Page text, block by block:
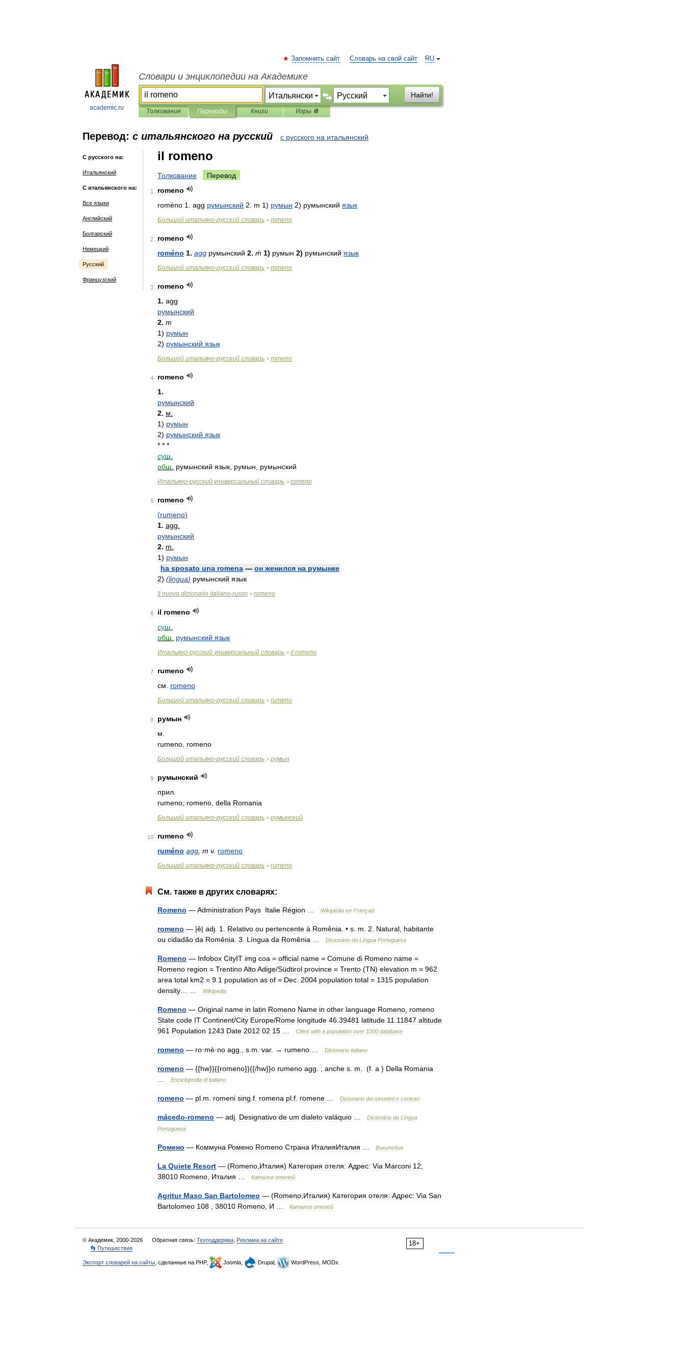
academic.ru
RU
Запомнить сайт Словарь на свой сайт
Словари и энциклопедии на Академике
Найти!
Толкования Переводы Книги Игры ⚽
Перевод: с итальянского на русский с русского на итальянский
С русского на:
Итальянский
С итальянского на:
Все языки
Английский
Болгарский
Немецкий
Русский
Французский
il romeno
Толкование Перевод
1
romeno
roméno 1 agg румынский 2 m 1) румын 2) румынский язык
Большой итальяно-русский словарь > romeno
2
romeno
roméno 1. agg румынский 2. ḿ 1) румын 2) румынский язык
Большой итальяно-русский словарь > romeno
3
romeno
1. agg
румынский
2. m
1) румын
2) румынский язык
Большой итальяно-русский словарь > romeno
4
romeno
1.
румынский
2. м
1) румын
2) румынский язык
* * *
сущ
общ
румынский язык румын румынский
Итальяно-русский универсальный словарь > romeno
5
romeno
(rumeno)
1. agg
румынский
2. m
1) румын
ha sposato una romena — он женился на румынке
2) (lingua) румынский язык
Il nuovo dizionario italiano-russo > romeno
6 il romeno
сущ
общ
румынский язык
Итальяно-русский универсальный словарь > il romeno
7
rumeno
см
romeno
Большой итальяно-русский словарь > rumeno
8
румын
м
rumeno romeno
Большой итальяно-русский словарь > румын
9
румынский
прил
rumeno romeno della Romania
Большой итальяно-русский словарь > румынский
10
rumeno
ruméno agg m v. romeno
Большой итальяно-русский словарь > rumeno
См. также в других словарях:
Romeno —Administration Pays Italie Région Wikipédia en Français
romeno — |ê| adj 1 Relativo ou pertencente à Romênia . • s m 2 Natural habitante
ou cidadão da Romênia 3 Língua da Romênia Dicionário da Língua Portuguesa
Romeno — Infobox CityIT img coa = official name = Comune di Romeno name =
Romeno region = TrentinoAltoAdige/Südtirol province = Trento (TN) elevation m = 962
area total km2 = 9 1 population as of = Dec 2004 population total = 1315 population
density
Wikipedia
Romeno — Original name in latin Romeno Name in other language Romeno romeno
State code IT Continent/City Europe/Rome longitude 46 39481 latitude 11 11847 altitude
961 Population 1243 Date 2012 02 15 Cities with a population over 1000 database
romeno — ro·mè·no agg s m var. → rumeno Dizionario italiano
romeno — {{hw}}{{romeno}}{{/hw}}o rumeno agg . ; anche s m . (f a ) Della Romania
Enciclopedia di italiano
romeno — pl m romeni sing f romena pl f romene Dizionario dei sinonimi e contrari
mácedo-romeno — adj Designativo de um dialeto valáquio Dicionário da Língua
Portuguesa
Ромено — Коммуна Ромено Romeno Страна ИталияИталия Википедия
La Quiete Resort — (Romeno Италия) Категория отеля: Адрес: Via Marconi 12
38010 Romeno Италия Каталог отелей
Agritur Maso San Bartolomeo — (Romeno Италия) Категория отеля: Адрес: Via San
Bartolomeo 108 38010 Romeno И Каталог отелей
18+
© Академик, 2000-2026 Обратная связь: Техподдержка Реклама на сайте
👣 Путешествия
Экспорт словарей на сайты , сделанные на PHP, Joomla, Drupal, WordPress, MODx.